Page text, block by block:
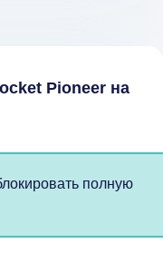
Pioneer на
полную